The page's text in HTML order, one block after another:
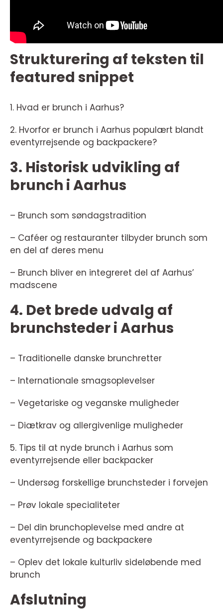
Strukturering af teksten til
featured snippet
1. Hvad er brunch i Aarhus?
2. Hvorfor er brunch i Aarhus populært blandt
eventyrrejsende og backpackere?
3. Historisk udvikling af
brunch i Aarhus
– Brunch som søndagstradition
– Caféer og restauranter tilbyder brunch som
en del af deres menu
– Brunch bliver en integreret del af Aarhus’
madscene
4. Det brede udvalg af
brunchsteder i Aarhus
– Traditionelle danske brunchretter
– Internationale smagsoplevelser
– Vegetariske og veganske muligheder
– Diætkrav og allergivenlige muligheder
5. Tips til at nyde brunch i Aarhus som
eventyrrejsende eller backpacker
– Undersøg forskellige brunchsteder i forvejen
– Prøv lokale specialiteter
– Del din brunchoplevelse med andre at
eventyrrejsende og backpackere
– Oplev det lokale kulturliv sideløbende med
brunch
Afslutning